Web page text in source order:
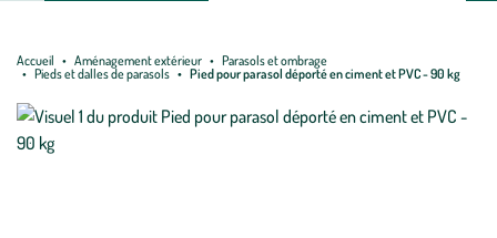
Accueil Aménagement extérieur
Parasols et ombrage
Pieds et dalles de parasols
Pied pour parasol déporté en ciment et PVC - 90 kg